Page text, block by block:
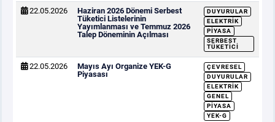
22.05.2026
Haziran 2026 Dönemi Serbest
Tüketici Listelerinin
Yayımlanması ve Temmuz 2026
Talep Döneminin Açılması
DUYURULAR
ELEKTRIK
PIYASA
SERBEST
TÜKETICI
22.05.2026
Mayıs Ayı Organize YEK-G
Piyasası
ÇEVRESEL
DUYURULAR
ELEKTRIK
GENEL
PIYASA
YEK-G